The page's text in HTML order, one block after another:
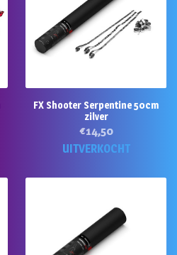
FX Shooter Serpentine 50cm
zilver
€14,50
UITVERKOCHT